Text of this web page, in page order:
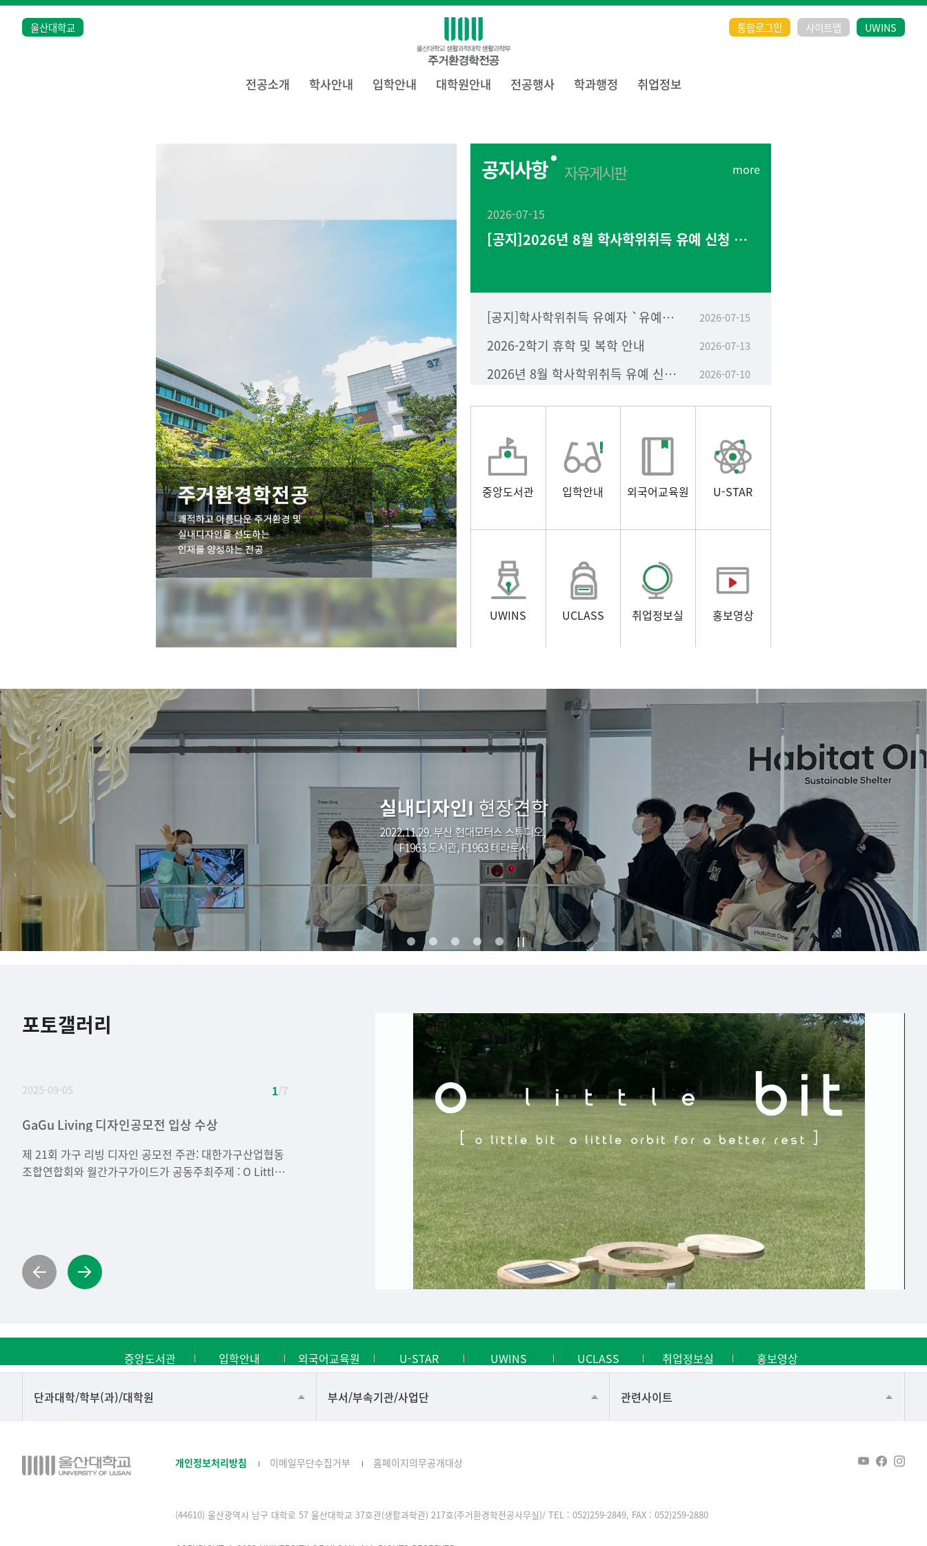
울산대학교 통합로그인 사이트맵 UWINS
전공소개 학사안내 입학안내 대학원안내 전공행사 학과행정 취업정보
공지사항 자유게시판
2026-07-15
[공지]2026년 8월 학사학위취득 유예 신청 안내
2026-07-15
[공지]학사학위취득 유예자 `유예기간 단축 졸업 신청' 안내
2026-07-13
2026-2학기 휴학 및 복학 안내
2026-07-10
2026년 8월 학사학위취득 유예 신청 안내
중앙도서관 입학안내 외국어교육원 U-STAR
UWINS UCLASS 취업정보실 홍보영상
포토갤러리
GaGu Living 디자인공모전 입상 수상
2025-09-05
제 21회 가구 리빙 디자인 공모전 주관: 대한가구산업협동
조합연합회와 월간가구가이드가 공동주최주제 : O Little
[대학혁신지원사업] 실무중심형 기술교육 수상
[대학혁진지원사업] 실무중심형 기술교육 프로그램
25.05.15 트랙체험프로그램 - 실내건축트랙 진로
2024학년 1학기 캡스톤 디자인 어워드 장려상 수상
23.11.21 주거환경학전공 학술강연회
제 35회 주거환경연구전
1/ 7
중앙도서관 입학안내 외국어교육원 U-STAR UWINS UCLASS 취업정보실 홍보영상
단과대학/학부(과)/대학원
▷일본어·일본학과
부서/부속기관/사업단
교무처교직팀
국제교류처
기초과학연구소
관련사이트
온라인 기술거래 플랫폼
개인정보처리방침 이메일무단수집거부 홈페이지의무공개대상
(44610) 울산광역시 남구 대학로 57 울산대학교 37호관(생활과학관) 217호(주거환경학전공사무실)/ TEL : 052)259-2849, FAX : 052)259-2880